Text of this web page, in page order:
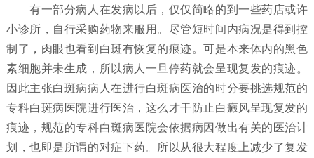
有一部分病人在发病以后，仅仅简略的到一些药店或许
小诊所，自行采购药物来服用。尽管短时间内病况是得到控
制了，肉眼也看到白斑有恢复的痕迹。可是本来体内的黑色
素细胞并未生成，所以病人一旦停药就会呈现复发的痕迹。
因此主张白斑病病人在进行白斑病医治的时分要挑选规范的
专科白斑病医院进行医治，这么才干防止白癜风呈现复发的
痕迹，规范的专科白斑病医院会依据病因做出有关的医治计
划，也即是所谓的对症下药。所以从很大程度上减少了复发